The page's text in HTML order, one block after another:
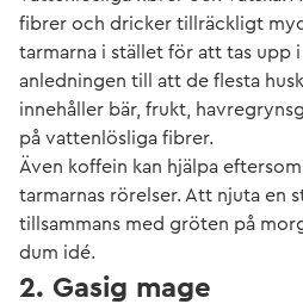
fibrer och dricker tillräckligt
tarmarna i stället för att tas upp
anledningen till att de flesta
innehåller bär, frukt,
på vattenlösliga fibrer.
Även koffein kan hjälpa
tarmarnas rörelser. Att njuta en
tillsammans med gröten på
dum idé.
2. Gasig mage